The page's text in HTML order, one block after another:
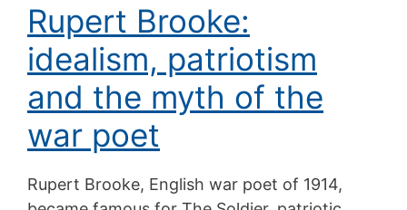
Rupert Brooke:
idealism, patriotism
and the myth of the
war poet
Rupert Brooke, English war poet of 1914,